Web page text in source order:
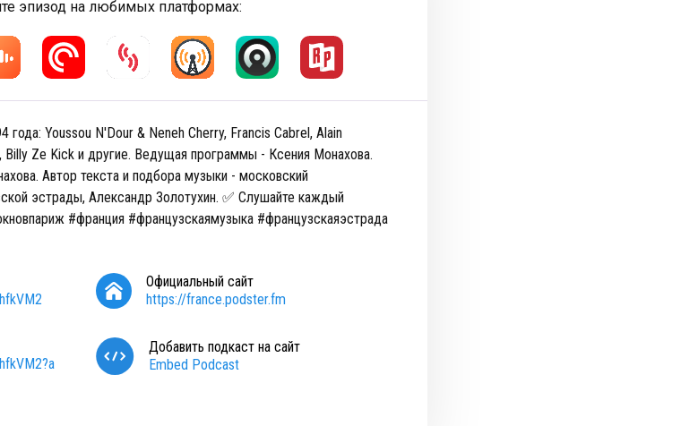
эпизод на любимых платформах:
Youssou N'Dour & Neneh Cherry, Francis Cabrel, Alain
Billy Ze Kick и другие. Ведущая программы - Ксения Монахова.
Автор текста и подбора музыки - московский
эстрады, Александр Золотухин. ✅ Слушайте каждый
#франция #французскаямузыка #французскаяэстрада
Официальный сайт
https://france.podster.fm
Добавить подкаст на сайт
Embed Podcast